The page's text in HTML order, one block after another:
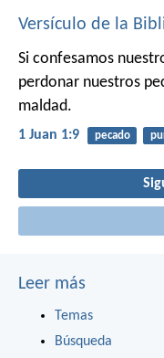
Versículo de la
Si confesamos
perdonar nuestros
maldad.
1 Juan 1:9 pecado
Leer más
Temas
Búsqueda